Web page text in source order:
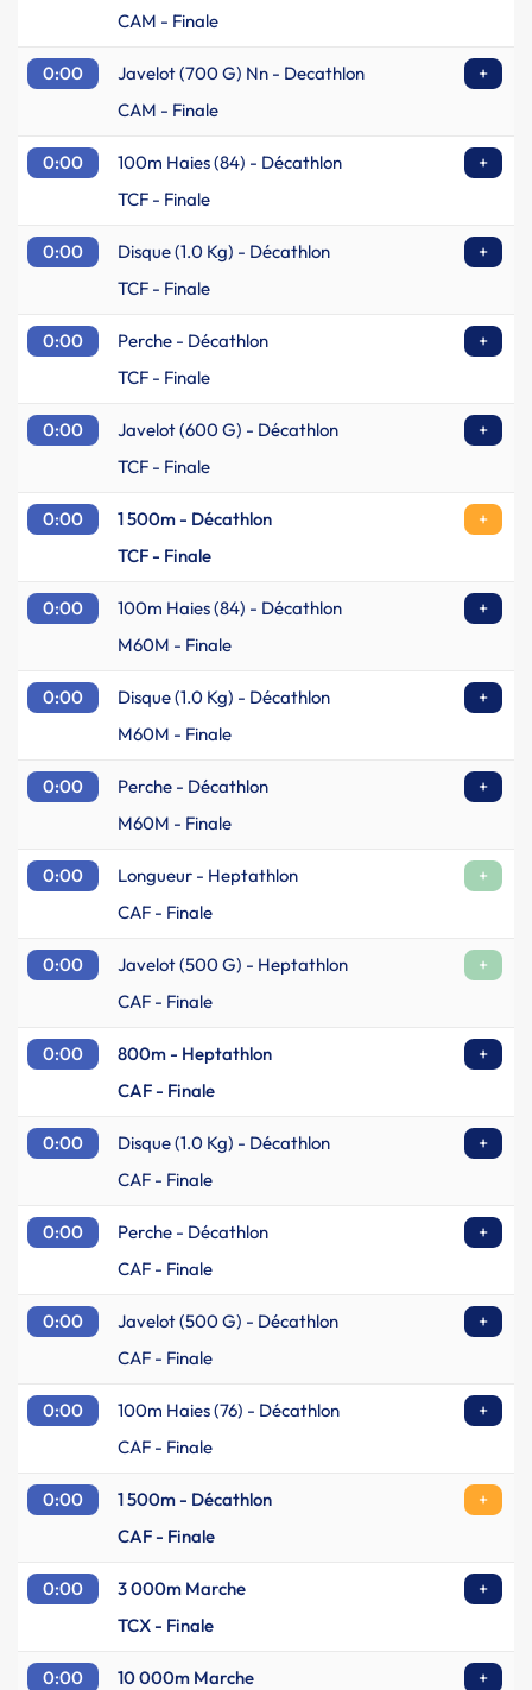
CAM - Finale
0:00 Javelot (700 G) Nn - Decathlon
+
CAM - Finale
0:00 100m Haies (84) - Décathlon
+
TCF - Finale
0:00 Disque (1.0 Kg) - Décathlon
+
TCF - Finale
0:00 Perche - Décathlon
+
TCF - Finale
0:00 Javelot (600 G) - Décathlon
+
TCF - Finale
0:00 1 500m - Décathlon
+
TCF - Finale
0:00 100m Haies (84) - Décathlon
+
M60M - Finale
0:00 Disque (1.0 Kg) - Décathlon
+
M60M - Finale
0:00 Perche - Décathlon
+
M60M - Finale
0:00 Longueur - Heptathlon
+
CAF - Finale
0:00 Javelot (500 G) - Heptathlon
+
CAF - Finale
0:00 800m - Heptathlon
+
CAF - Finale
0:00 Disque (1.0 Kg) - Décathlon
+
CAF - Finale
0:00 Perche - Décathlon
+
CAF - Finale
0:00 Javelot (500 G) - Décathlon
+
CAF - Finale
0:00 100m Haies (76) - Décathlon
+
CAF - Finale
0:00 1 500m - Décathlon
+
CAF - Finale
0:00 3 000m Marche
+
TCX - Finale
0:00 10 000m Marche
+